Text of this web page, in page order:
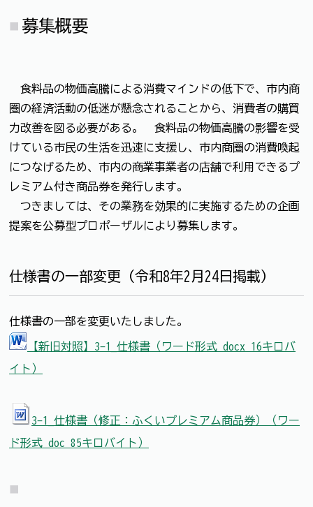
募集概要
食料品の物価高騰による消費マインドの低下で、市内商
圏の経済活動の低迷が懸念されることから、消費者の購買
力改善を図る必要がある。 食料品の物価高騰の影響を受
けている市民の生活を迅速に支援し、市内商圏の消費喚起
につなげるため、市内の商業事業者の店舗で利用できるプ
レミアム付き商品券を発行します。
つきましては、その業務を効果的に実施するための企画
提案を公募型プロポーザルにより募集します。
仕様書の一部変更（令和8年2月24日掲載）
仕様書の一部を変更いたしました。
【新旧対照】3-1_仕様書（ワード形式 docx 16キロバ
イト）
3-1_仕様書（修正：ふくいプレミアム商品券）（ワー
ド形式 doc 85キロバイト）